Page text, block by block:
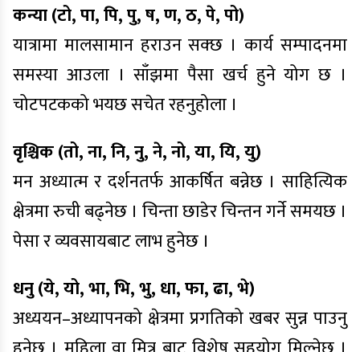
कन्या (टो, पा, पि, पु, ष, ण, ठ, पे, पो)
यात्रामा मालसामान हराउन सक्छ । कार्य सम्पादनमा
समस्या आउला । साँझमा पैसा खर्च हुने योग छ ।
चोटपटकको भयछ सचेत रहनुहोला ।
वृश्चिक (तो, ना, नि, नु, ने, नो, या, यि, यु)
मन अध्यात्म र दर्शनतर्फ आकर्षित बन्नेछ । साहित्यिक
क्षेत्रमा रुची बढ्नेछ । चिन्ता छाडेर चिन्तन गर्ने समयछ ।
पेसा र व्यवसायबाट लाभ हुनेछ ।
धनु (ये, यो, भा, भि, भु, धा, फा, ढा, भे)
अध्ययन–अध्यापनको क्षेत्रमा प्रगतिको खबर सुन्न पाउनु